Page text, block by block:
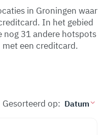
in Groningen waar
In het gebied
nog 31 andere hotspots
met een creditcard.
Gesorteerd op: